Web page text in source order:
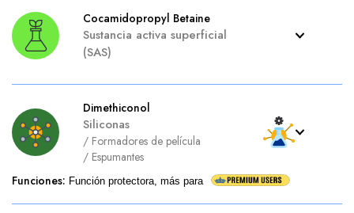
Cocamidopropyl Betaine
Sustancia activa superficial
(SAS)
Dimethiconol
Siliconas
/ Formadores de película
/ Espumantes
Funciones: Función protectora, más para